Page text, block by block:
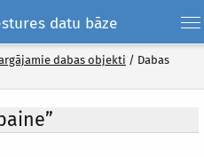
datu bāze
dabas objekti / Dabas